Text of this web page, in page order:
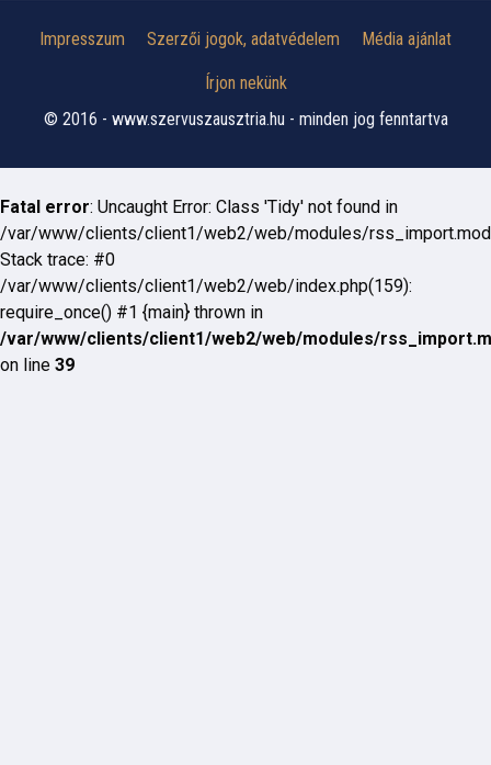
Impresszum Szerzői jogok, adatvédelem Média ajánlat
Írjon nekünk
© 2016 - www.szervuszausztria.hu - minden jog fenntartva
Fatal error: Uncaught Error: Class 'Tidy' not found in
/var/www/clients/client1/web2/web/modules/
Stack trace: #0
/var/www/clients/client1/web2/web/index.php(159):
require_once() #1 {main} thrown in
/var/www/clients/client1/web2/web/modules/
on line 39